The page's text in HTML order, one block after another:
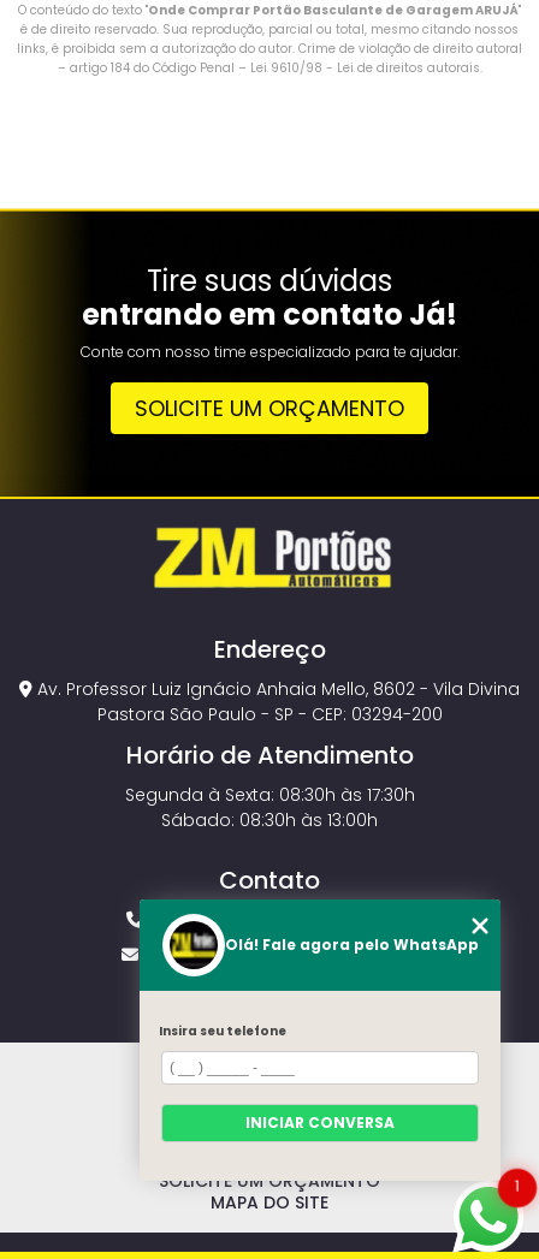
O conteúdo do texto "Onde Comprar Portão Basculante de Garagem ARUJÁ"
é de direito reservado. Sua reprodução, parcial ou total, mesmo citando nossos
links, é proibida sem a autorização do autor. Crime de violação de direito autoral
– artigo 184 do Código Penal – Lei 9610/98 - Lei de direitos autorais.
Tire suas dúvidas
entrando em contato Já!
Conte com nosso time especializado para te ajudar.
SOLICITE UM ORÇAMENTO
Endereço
Av. Professor Luiz Ignácio Anhaia Mello, 8602 - Vila Divina
Pastora São Paulo - SP - CEP: 03294-200
Horário de Atendimento
Segunda à Sexta: 08:30h às 17:30h
Sábado: 08:30h às 13:00h
Contato
(11) 2143-4826
vendas.zmportoes@gmail.com
HOME
MODELOS
CONTATO
SOLICITE UM ORÇAMENTO
MAPA DO SITE
1
Olá! Fale agora pelo WhatsApp
Insira seu telefone
INICIAR CONVERSA